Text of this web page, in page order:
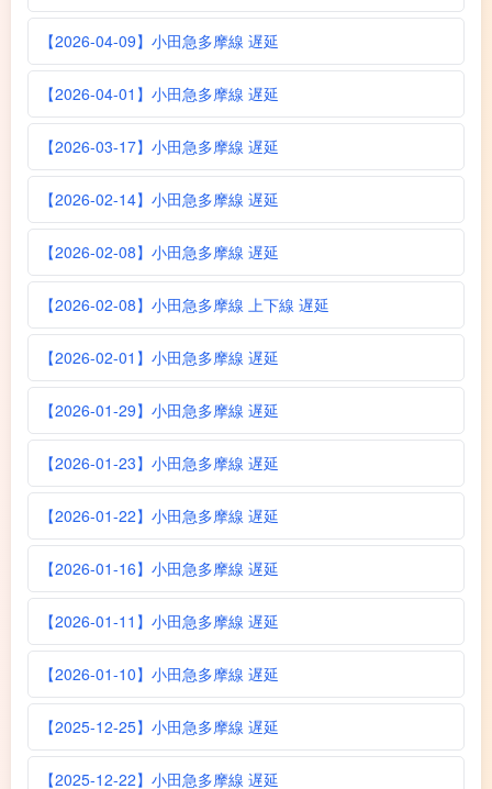
【2026-04-09】小田急多摩線 遅延
【2026-04-01】小田急多摩線 遅延
【2026-03-17】小田急多摩線 遅延
【2026-02-14】小田急多摩線 遅延
【2026-02-08】小田急多摩線 遅延
【2026-02-08】小田急多摩線 上下線 遅延
【2026-02-01】小田急多摩線 遅延
【2026-01-29】小田急多摩線 遅延
【2026-01-23】小田急多摩線 遅延
【2026-01-22】小田急多摩線 遅延
【2026-01-16】小田急多摩線 遅延
【2026-01-11】小田急多摩線 遅延
【2026-01-10】小田急多摩線 遅延
【2025-12-25】小田急多摩線 遅延
【2025-12-22】小田急多摩線 遅延